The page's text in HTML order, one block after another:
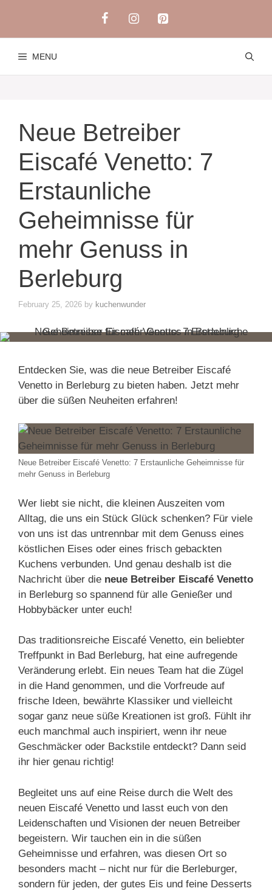
content
MENU
Neue Betreiber
Eiscafé Venetto: 7
Erstaunliche
Geheimnisse für
mehr Genuss in
Berleburg
February 25, 2026 by kuchenwunder
Entdecken Sie, was die neue Betreiber Eiscafé
Venetto in Berleburg zu bieten haben. Jetzt mehr
über die süßen Neuheiten erfahren!
Neue Betreiber Eiscafé Venetto: 7 Erstaunliche Geheimnisse für
mehr Genuss in Berleburg
Wer liebt sie nicht, die kleinen Auszeiten vom
Alltag, die uns ein Stück Glück schenken? Für viele
von uns ist das untrennbar mit dem Genuss eines
köstlichen Eises oder eines frisch gebackten
Kuchens verbunden. Und genau deshalb ist die
Nachricht über die neue Betreiber Eiscafé Venetto
in Berleburg so spannend für alle Genießer und
Hobbybäcker unter euch!
Das traditionsreiche Eiscafé Venetto, ein beliebter
Treffpunkt in Bad Berleburg, hat eine aufregende
Veränderung erlebt. Ein neues Team hat die Zügel
in die Hand genommen, und die Vorfreude auf
frische Ideen, bewährte Klassiker und vielleicht
sogar ganz neue süße Kreationen ist groß. Fühlt ihr
euch manchmal auch inspiriert, wenn ihr neue
Geschmäcker oder Backstile entdeckt? Dann seid
ihr hier genau richtig!
Begleitet uns auf eine Reise durch die Welt des
neuen Eiscafé Venetto und lasst euch von den
Leidenschaften und Visionen der neuen Betreiber
begeistern. Wir tauchen ein in die süßen
Geheimnisse und erfahren, was diesen Ort so
besonders macht – nicht nur für die Berleburger,
sondern für jeden, der gutes Eis und feine Desserts